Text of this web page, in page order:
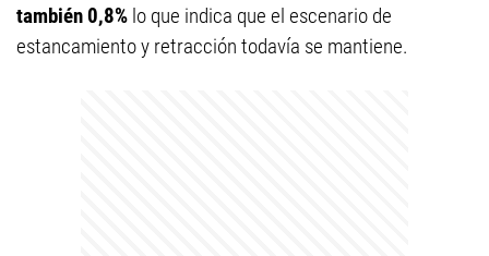
también 0,8% lo que indica que el escenario de
estancamiento y retracción todavía se mantiene.